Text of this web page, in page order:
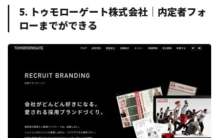
5. トゥモローゲート株式会社｜内定者フォ
ローまでができる